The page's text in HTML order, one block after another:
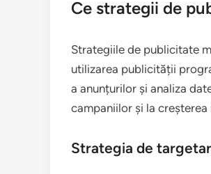
Ce strategii de
Strategiile de publicitate
utilizarea publicității
a anunțurilor și analiza
campaniilor și la
Strategia de